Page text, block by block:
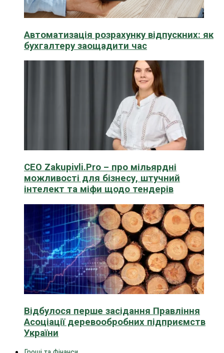
Автоматизація розрахунку відпускних: як
бухгалтеру заощадити час
CEO Zakupivli.Pro – про мільярдні
можливості для бізнесу, штучний
інтелект та міфи щодо тендерів
Відбулося перше засідання Правління
Асоціації деревообробних підприємств
України